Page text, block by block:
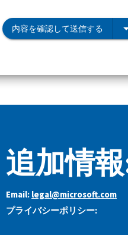
内容を確認して送信する
追加情
Email: legal@microsoft.com
プライバシーポリシー: